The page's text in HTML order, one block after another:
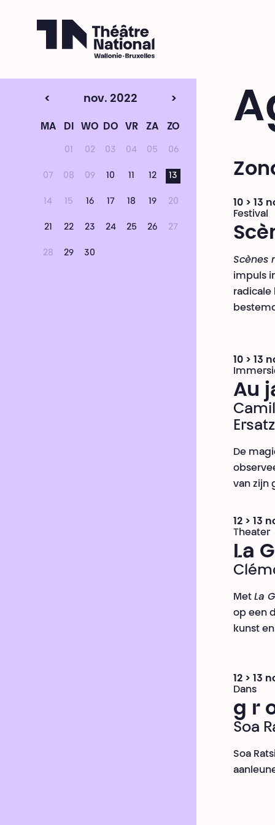
< nov. 2022 >
MA DI WO DO VR ZA ZO
01 02 03 04 05 06
07 08 09 10 11 12 13
14 15 16 17 18 19 20
21 22 23 24 25 26 27
28 29 30
10 > 13
Festival
Scènes
impuls
radicale
10 > 13
Au
Ersatz
De
van zijn
12 > 13
Theater
La
Met La
op een
kunst
12 > 13
Dans
g r
Soa
Soa